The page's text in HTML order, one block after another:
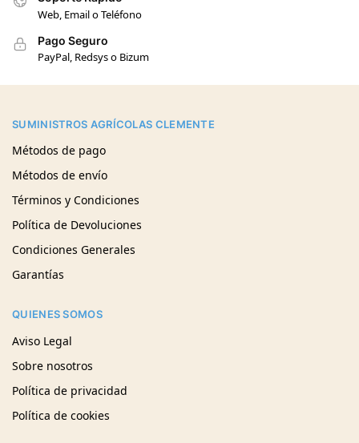
Web, Email o Teléfono
Pago Seguro
PayPal, Redsys o Bizum
SUMINISTROS AGRÍCOLAS CLEMENTE
Métodos de pago
Métodos de envío
Términos y Condiciones
Política de Devoluciones
Condiciones Generales
Garantías
QUIENES SOMOS
Aviso Legal
Sobre nosotros
Política de privacidad
Política de cookies